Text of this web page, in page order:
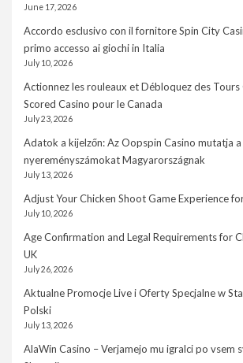
June 17, 2026
Accordo esclusivo con il fornitore Spin City
primo accesso ai giochi in Italia
July 10, 2026
Actionnez les rouleaux et Débloquez des Tours
Scored Casino pour le Canada
July 23, 2026
Adatok a kijelzőn: Az Oopspin Casino mutatja a
nyereményszámokat Magyarországnak
July 13, 2026
Adjust Your Chicken Shoot Game Experience
July 10, 2026
Age Confirmation and Legal Requirements for
UK
July 26, 2026
Aktualne Promocje Live i Oferty Specjalne w
Polski
July 13, 2026
AlaWin Casino – Verjamejo mu igralci po vsem